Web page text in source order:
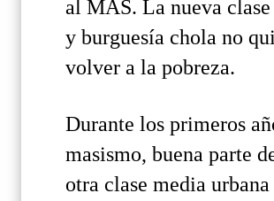
al MAS. La nueva
y burguesía chola no
volver a la pobreza.
Durante los primeros
masismo, buena parte
otra clase media